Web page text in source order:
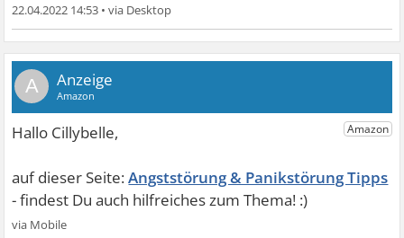
22.04.2022 14:53 •
A
Angststörung & Panikstörung Tipps